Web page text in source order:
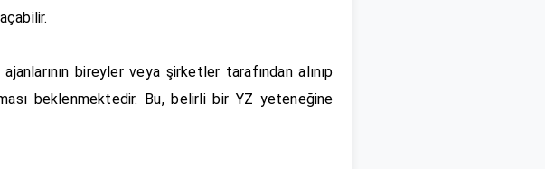
bireyler veya şirketler tarafından alınıp
beklenmektedir. Bu, belirli bir YZ yeteneğine